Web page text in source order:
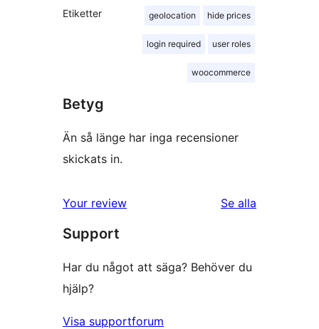
Etiketter geolocation hide prices
login required user roles
woocommerce
Betyg
Än så länge har inga recensioner
skickats in.
Your review Se alla
Support
Har du något att säga? Behöver du
hjälp?
Visa supportforum